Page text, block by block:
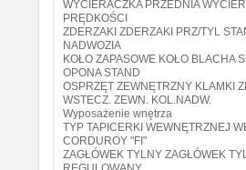
WYCIERACZKA PRZEDNIA
PRĘDKOŚCI
ZDERZAKI ZDERZAKI PRZ/TYL
NADWOZIA
KOŁO ZAPASOWE KOŁO BLACHA
OPONA STAND
OSPRZĘT ZEWNĘTRZNY KLAMKI
WSTECZ. ZEWN. KOL.NADW.
Wyposażenie wnętrza
TYP TAPICERKI WEWNĘTRZNEJ
CORDUROY "FI"
ZAGŁÓWEK TYLNY ZAGŁÓWEK